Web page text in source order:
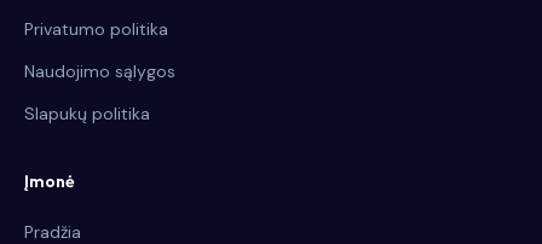
Privatumo politika
Naudojimo sąlygos
Slapukų politika
Įmonė
Pradžia